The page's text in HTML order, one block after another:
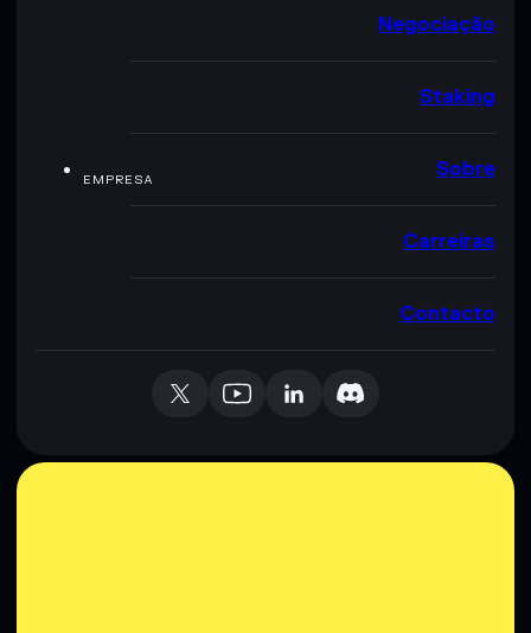
Negociação
Staking
EMPRESA Sobre
Carreiras
Contacto